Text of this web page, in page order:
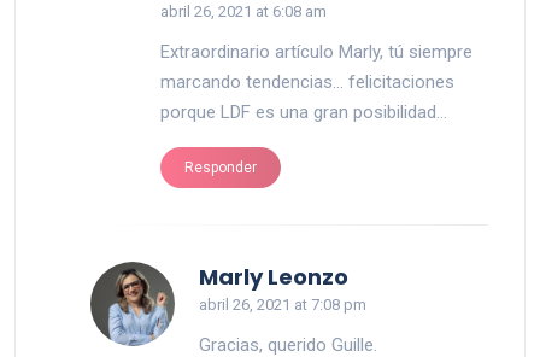
abril 26, 2021 at 6:08 am
Extraordinario artículo Marly, tú siempre
marcando tendencias… felicitaciones
porque LDF es una gran posibilidad…
Responder
Marly Leonzo
abril 26, 2021 at 7:08 pm
Gracias, querido Guille.